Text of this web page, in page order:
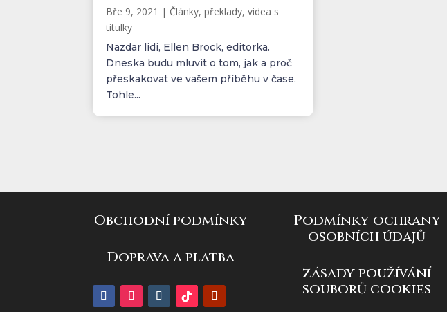
Bře 9, 2021 | Články, překlady, videa s
titulky
Nazdar lidi, Ellen Brock, editorka.
Dneska budu mluvit o tom, jak a proč
přeskakovat ve vašem příběhu v čase.
Tohle...
Obchodní podmínky
Doprava a platba
Podmínky ochrany
osobních údajů
zásady používání
souborů cookies